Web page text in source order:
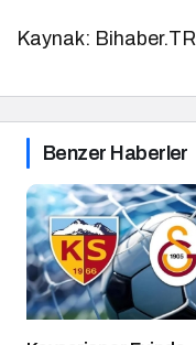
Kaynak: Bihaber.TR
Benzer Haberler